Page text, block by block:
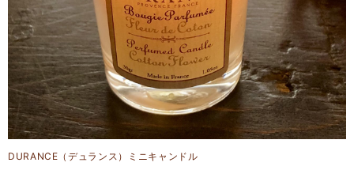
DURANCE（デュランス）ミニキャンドル